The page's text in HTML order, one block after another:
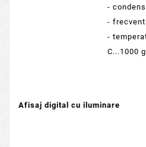
-
-
-
C...1000
Afisaj digital cu iluminare